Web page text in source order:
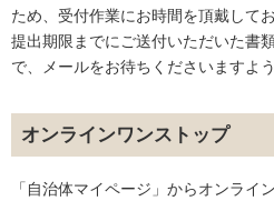
ため、受付作業にお時間を頂戴してお
提出期限までにご送付いただいた書
で、メールをお待ちくださいますよ
オンラインワンストップ
「自治体マイページ」からオンライ